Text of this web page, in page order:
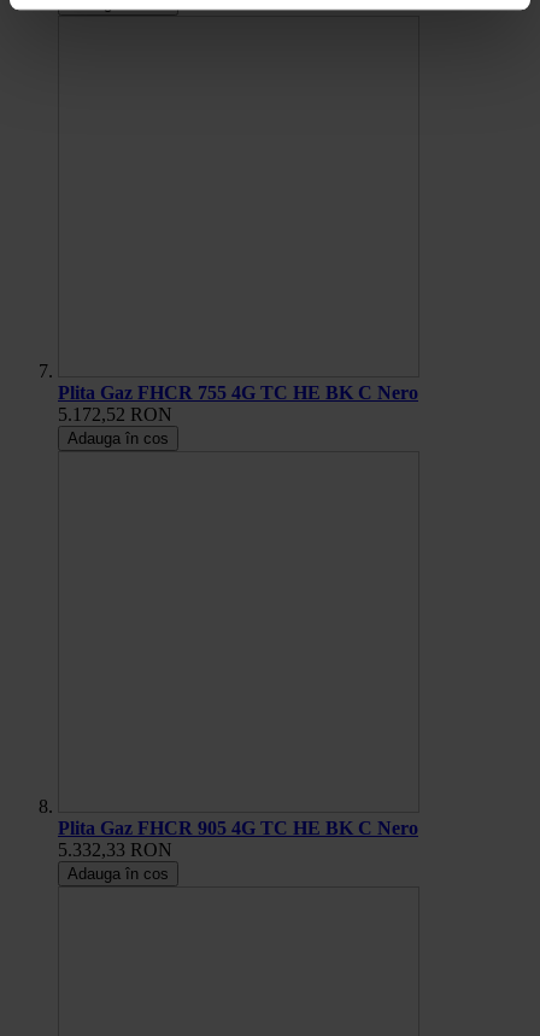
Plita Gaz FHCR 755 4G TC HE BK C Nero
5.172,52 RON
Adauga în cos
Plita Gaz FHCR 905 4G TC HE BK C Nero
5.332,33 RON
Adauga în cos